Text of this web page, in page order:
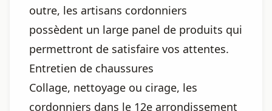
outre, les artisans cordonniers
possèdent un large panel de produits qui
permettront de satisfaire vos attentes.
Entretien de chaussures
Collage, nettoyage ou cirage, les
cordonniers dans le 12e arrondissement